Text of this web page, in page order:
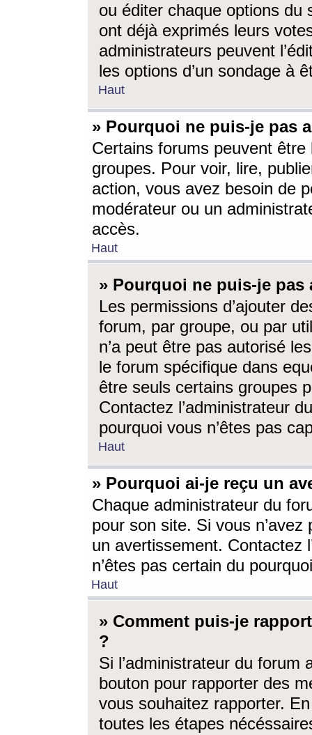
ou éditer chaque options du
ont déjà exprimés leurs
administrateurs peuvent
les options d’un sondage à
Haut
» Pourquoi ne puis-je pas
Certains forums peuvent être
groupes. Pour voir, lire,
action, vous avez besoin de
modérateur ou un
accès.
Haut
» Pourquoi ne puis-je
Les permissions d’ajouter
forum, par groupe, ou par
n’a peut être pas autorisé
le forum spécifique dans
être seuls certains groupes
Contactez l’administrateur
pourquoi vous n’êtes pas
Haut
» Pourquoi ai-je reçu un
Chaque administrateur du
pour son site. Si vous
un avertissement. Contactez
n’êtes pas certain du
Haut
» Comment puis-je
?
Si l’administrateur du forum
bouton pour rapporter des
vous souhaitez rapporter.
toutes les étapes